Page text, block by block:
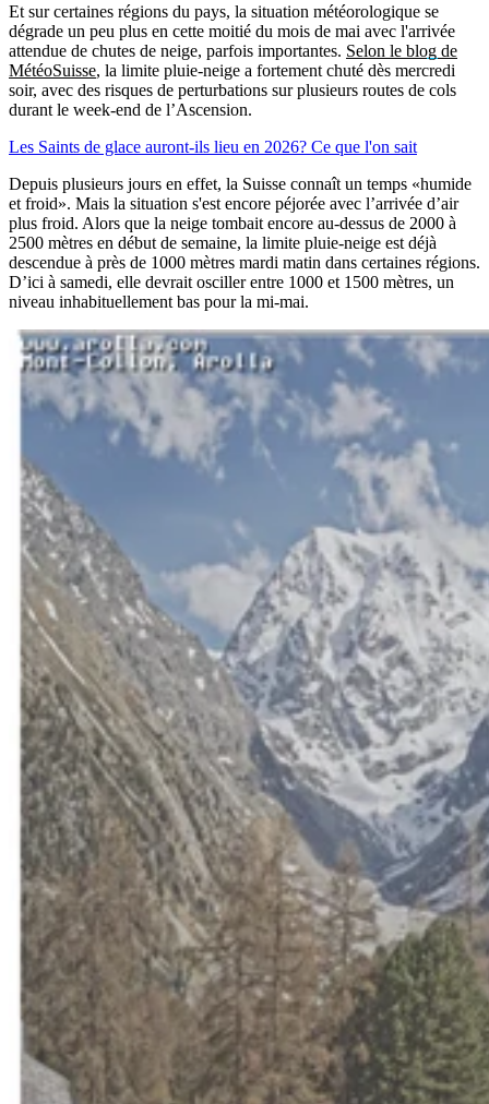
Et sur certaines régions du pays, la situation météorologique se
dégrade un peu plus en cette moitié du mois de mai avec l'arrivée
attendue de chutes de neige, parfois importantes. Selon le blog de
MétéoSuisse, la limite pluie-neige a fortement chuté dès mercredi
soir, avec des risques de perturbations sur plusieurs routes de cols
durant le week-end de l’Ascension.
Les Saints de glace auront-ils lieu en 2026? Ce que l'on sait
Depuis plusieurs jours en effet, la Suisse connaît un temps «humide
et froid». Mais la situation s'est encore péjorée avec l’arrivée d’air
plus froid. Alors que la neige tombait encore au-dessus de 2000 à
2500 mètres en début de semaine, la limite pluie-neige est déjà
descendue à près de 1000 mètres mardi matin dans certaines régions.
D’ici à samedi, elle devrait osciller entre 1000 et 1500 mètres, un
niveau inhabituellement bas pour la mi-mai.